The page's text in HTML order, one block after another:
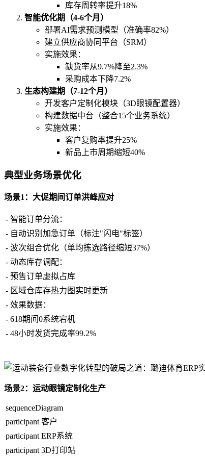
库存周转率提升18%
智能优化期（4-6个月）
部署AI需求预测模型（准确率82%）
建立供应商协同平台（SRM）
实施效果：
缺货率从9.7%降至2.3%
采购成本下降7.2%
生态构建期（7-12个月）
开发客户定制化模块（3D眼镜配置器）
构建数据中台（整合15个业务系统）
实施效果：
客户复购率提升25%
新品上市周期缩短40%
典型业务场景优化
场景1：大促期间订单洪峰应对
- 智能订单分流：
- 自动识别加急订单（标注"闪电"标签）
- 波次组合优化（单均拣选路径缩短37%）
- 动态库存调配：
- 预售订单虚拟占库
- 区域仓库存热力图实时更新
- 效果数据：
- 618期间0系统宕机
- 48小时发货完成率99.2%
场景2：运动眼镜定制化生产
sequenceDiagram
participant 客户
participant ERP系统
participant 3D打印站